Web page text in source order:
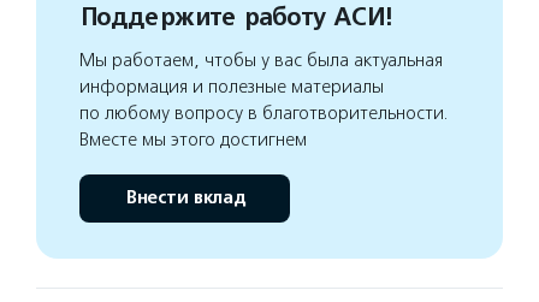
Поддержите работу АСИ!
Мы работаем, чтобы у вас была актуальная
информация и полезные материалы
по любому вопросу в благотворительности.
Вместе мы этого достигнем
Внести вклад